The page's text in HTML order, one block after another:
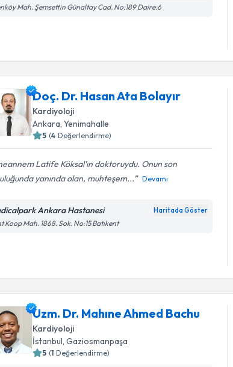
Mah. Şemsettin Günaltay Cad. No:189 Daire:6
Doç. Dr. Hasan Ata Bolayır
Kardiyoloji
Ankara,Yenimahalle
5 (4 Değerlendirme)
Latife Köksal'ın doktoruydu. Onun son
yanında olan, muhteşem...
Devamı
Ankara Hastanesi Haritada Göster
Koop Mah. 1868. Sok. No:15 Batıkent
Uzm. Dr. Mahıne Ahmed Bachu
Kardiyoloji
İstanbul ,Gaziosmanpaşa
5 (1 Değerlendirme)